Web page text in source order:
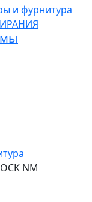
и фурнитура
NM